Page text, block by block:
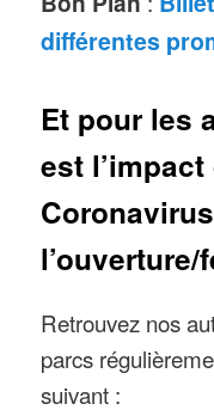
différentes
Et pour les
est
Retrouvez nos
parcs
suivant :